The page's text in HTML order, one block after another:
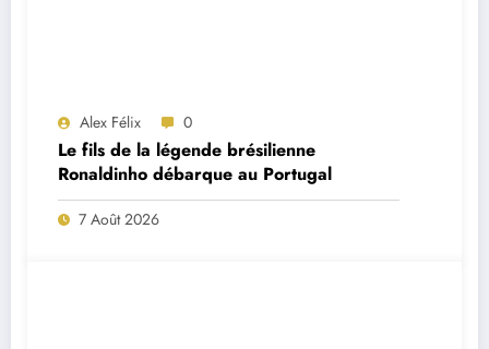
Alex Félix 0
Le fils de la légende brésilienne
Ronaldinho débarque au Portugal
7 Août 2026